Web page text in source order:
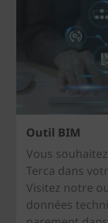
Outil BIM
Vous
Terca dans
Visitez notre
données